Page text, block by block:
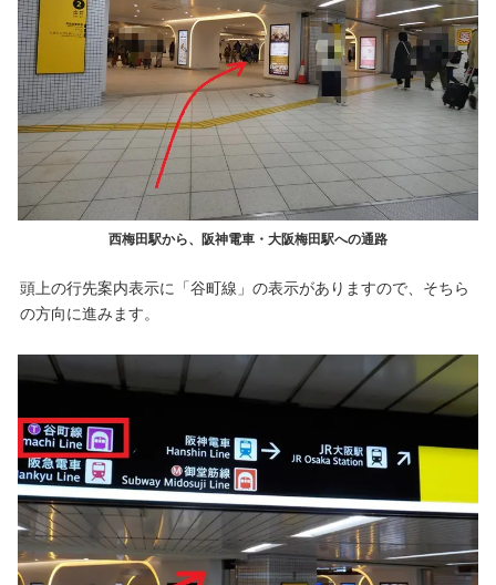
西梅田駅から、阪神電車・大阪梅田駅への通路
頭上の行先案内表示に「谷町線」の表示がありますので、そちら
の方向に進みます。